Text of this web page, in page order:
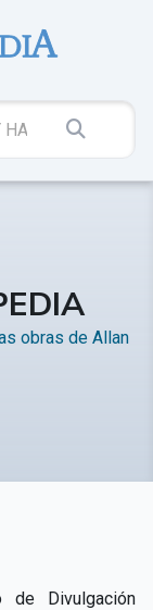
obras de Allan
de Divulgación